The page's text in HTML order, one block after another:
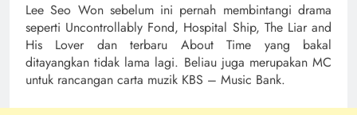
Lee Seo Won sebelum ini pernah membintangi drama
seperti Uncontrollably Fond, Hospital Ship, The Liar and
His Lover dan terbaru About Time yang bakal
ditayangkan tidak lama lagi. Beliau juga merupakan MC
untuk rancangan carta muzik KBS – Music Bank.